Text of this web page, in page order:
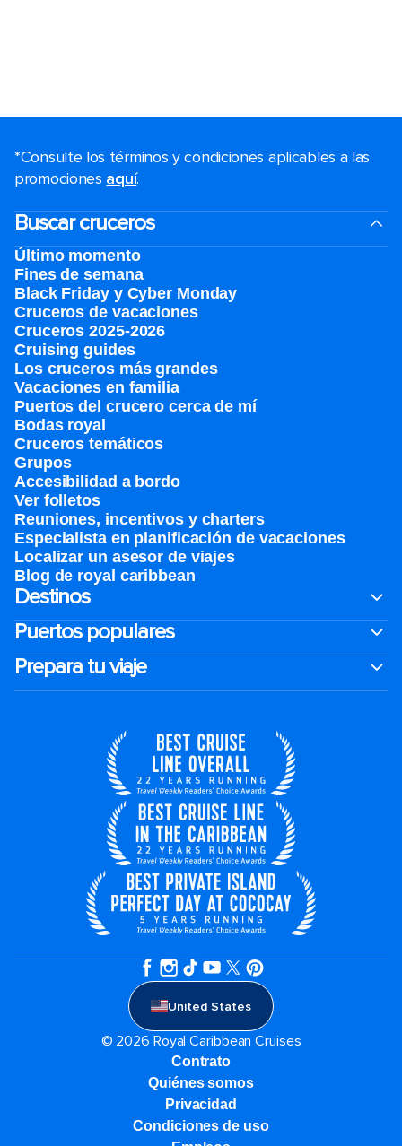
*Consulte los términos y condiciones aplicables a las
promociones aquí.
Buscar cruceros
Último momento
Fines de semana
Black Friday y Cyber Monday
Cruceros de vacaciones
Cruceros 2025-2026
Cruising guides
Los cruceros más grandes
Vacaciones en familia
Puertos del crucero cerca de mí
Bodas royal
Cruceros temáticos
Grupos
Accesibilidad a bordo
Ver folletos
Reuniones, incentivos y charters​
Especialista en planificación de vacaciones
Localizar un asesor de viajes
Blog de royal caribbean
Destinos
Puertos populares
Prepara tu viaje
United States
© 2026 Royal Caribbean Cruises
Contrato
Quiénes somos
Privacidad
Condiciones de uso